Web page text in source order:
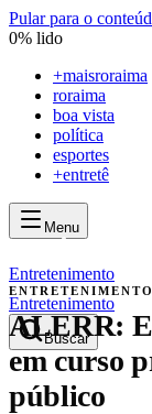
Pular para o
0% lido
+maisroraima
roraima
boa vista
política
esportes
+entretê
Menu
mais
mais
Entretenimento
Buscar
Entretenimento
ENTRETENIMENTO
ALERR:
em curso
público